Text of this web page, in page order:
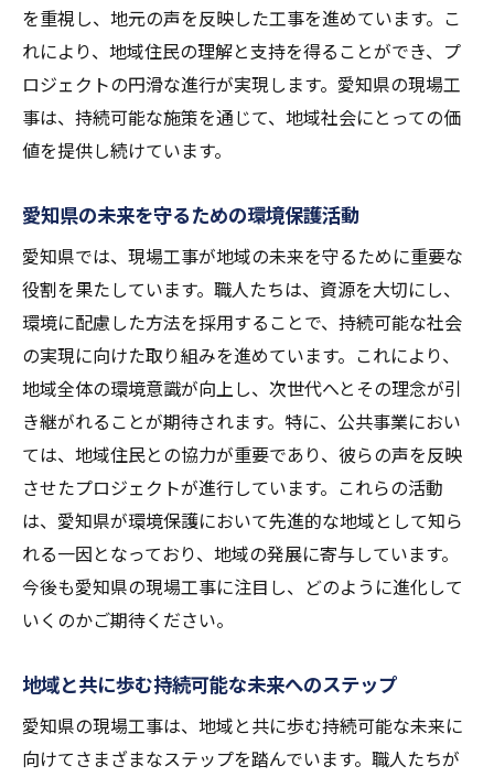
を重視し、地元の声を反映した工事を進めています。こ
れにより、地域住民の理解と支持を得ることができ、プ
ロジェクトの円滑な進行が実現します。愛知県の現場工
事は、持続可能な施策を通じて、地域社会にとっての価
値を提供し続けています。
愛知県の未来を守るための環境保護活動
愛知県では、現場工事が地域の未来を守るために重要な
役割を果たしています。職人たちは、資源を大切にし、
環境に配慮した方法を採用することで、持続可能な社会
の実現に向けた取り組みを進めています。これにより、
地域全体の環境意識が向上し、次世代へとその理念が引
き継がれることが期待されます。特に、公共事業におい
ては、地域住民との協力が重要であり、彼らの声を反映
させたプロジェクトが進行しています。これらの活動
は、愛知県が環境保護において先進的な地域として知ら
れる一因となっており、地域の発展に寄与しています。
今後も愛知県の現場工事に注目し、どのように進化して
いくのかご期待ください。
地域と共に歩む持続可能な未来へのステップ
愛知県の現場工事は、地域と共に歩む持続可能な未来に
向けてさまざまなステップを踏んでいます。職人たちが